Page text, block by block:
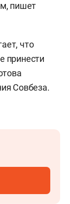
пишет
что
принести
Совбеза.